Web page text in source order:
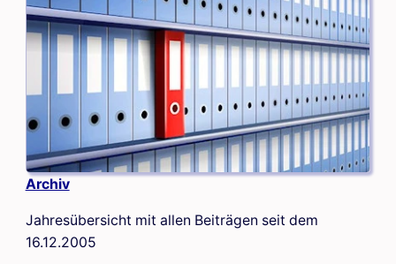
Archiv
Jahresübersicht mit allen Beiträgen seit dem
16.12.2005